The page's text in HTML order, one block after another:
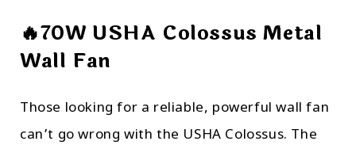
🔥70W USHA Colossus Metal
Wall Fan
Those looking for a reliable, powerful wall fan
can’t go wrong with the USHA Colossus. The